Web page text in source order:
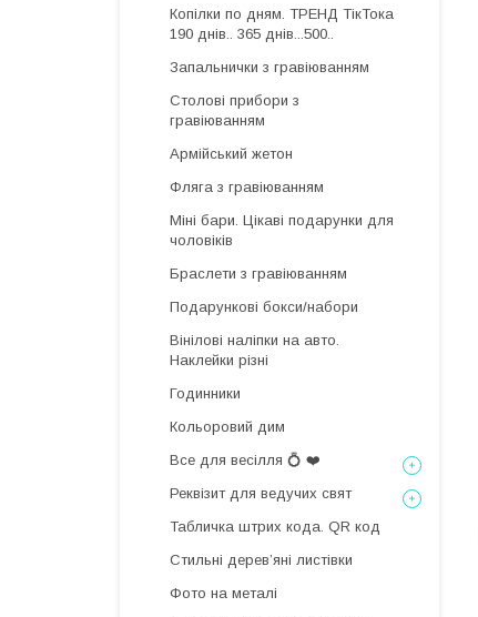
Копілки по дням. ТРЕНД ТікТока
190 днів.. 365 днів...500..
Запальнички з гравіюванням
Столові прибори з
гравіюванням
Армійський жетон
Фляга з гравіюванням
Міні бари. Цікаві подарунки для
чоловіків
Браслети з гравіюванням
Подарункові бокси/набори
Вінілові наліпки на авто.
Наклейки різні
Годинники
Кольоровий дим
Все для весілля 💍 ❤️
Реквізит для ведучих свят
Табличка штрих кода. QR код
Стильні деревʼяні листівки
Фото на металі